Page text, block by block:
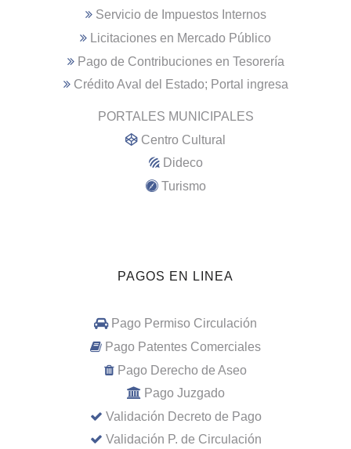
Servicio de Impuestos Internos
Licitaciones en Mercado Público
Pago de Contribuciones en Tesorería
Crédito Aval del Estado; Portal ingresa
PORTALES MUNICIPALES
Centro Cultural
Dideco
Turismo
PAGOS EN LINEA
Pago Permiso Circulación
Pago Patentes Comerciales
Pago Derecho de Aseo
Pago Juzgado
Validación Decreto de Pago
Validación P. de Circulación